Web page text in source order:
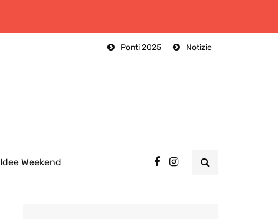
Notizie
Ponti 2025
Idee Weekend